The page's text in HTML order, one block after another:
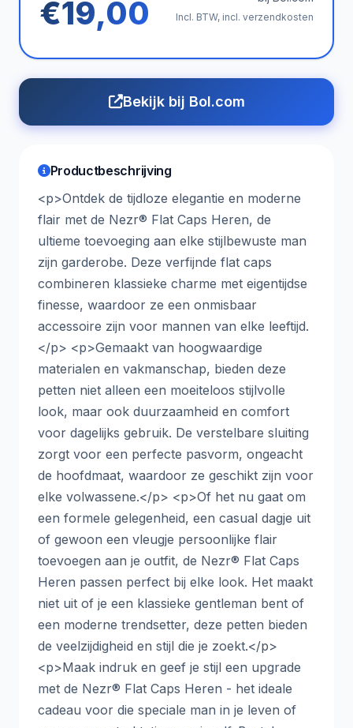
€19,00 Incl. BTW, incl. verzendkosten
Bekijk bij Bol.com
Productbeschrijving
<p>Ontdek de tijdloze elegantie en moderne
flair met de Nezr® Flat Caps Heren, de
ultieme toevoeging aan elke stijlbewuste man
zijn garderobe. Deze verfijnde flat caps
combineren klassieke charme met eigentijdse
finesse, waardoor ze een onmisbaar
accessoire zijn voor mannen van elke leeftijd.
</p> <p>Gemaakt van hoogwaardige
materialen en vakmanschap, bieden deze
petten niet alleen een moeiteloos stijlvolle
look, maar ook duurzaamheid en comfort
voor dagelijks gebruik. De verstelbare sluiting
zorgt voor een perfecte pasvorm, ongeacht
de hoofdmaat, waardoor ze geschikt zijn voor
elke volwassene.</p> <p>Of het nu gaat om
een formele gelegenheid, een casual dagje uit
of gewoon een vleugje persoonlijke flair
toevoegen aan je outfit, de Nezr® Flat Caps
Heren passen perfect bij elke look. Het maakt
niet uit of je een klassieke gentleman bent of
een moderne trendsetter, deze petten bieden
de veelzijdigheid en stijl die je zoekt.</p>
<p>Maak indruk en geef je stijl een upgrade
met de Nezr® Flat Caps Heren - het ideale
cadeau voor die speciale man in je leven of